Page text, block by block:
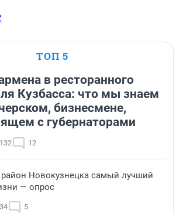
ТОП 5
в ресторанного
Кузбасса: что мы знаем
бизнесмене,
с губернаторами
12
Новокузнецка самый лучший
— опрос
5